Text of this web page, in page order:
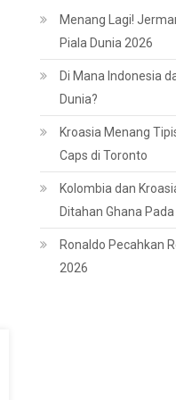
Menang Lagi!
Piala Dunia 2026
Di Mana Indonesia
Dunia?
Kroasia Menang
Caps di Toronto
Kolombia dan
Ditahan Ghana
Ronaldo Pecahkan
2026